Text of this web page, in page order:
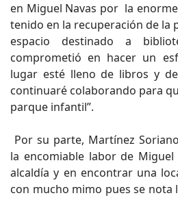
en Miguel Navas por la
tenido en la recuperación de la
espacio destinado a
comprometió en hacer un
lugar esté lleno de libros y
continuaré colaborando para
parque infantil”.
Por su parte, Martínez
la encomiable labor de
alcaldía y en encontrar una
con mucho mimo pues se nota